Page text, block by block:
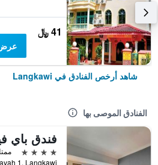
41 ﷼
شاهد أرخص الفنادق في Langkawi
الفنادق الموصى بها
4 نجوم
ممتاز